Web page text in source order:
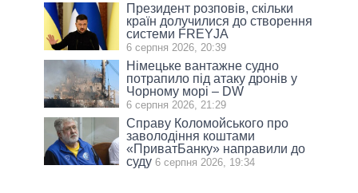
Президент розповів, скільки
країн долучилися до створення
системи FREYJA
6 серпня 2026, 20:39
Німецьке вантажне судно
потрапило під атаку дронів у
Чорному морі – DW
6 серпня 2026, 21:29
Справу Коломойського про
заволодіння коштами
«ПриватБанку» направили до
суду 6 серпня 2026, 19:34